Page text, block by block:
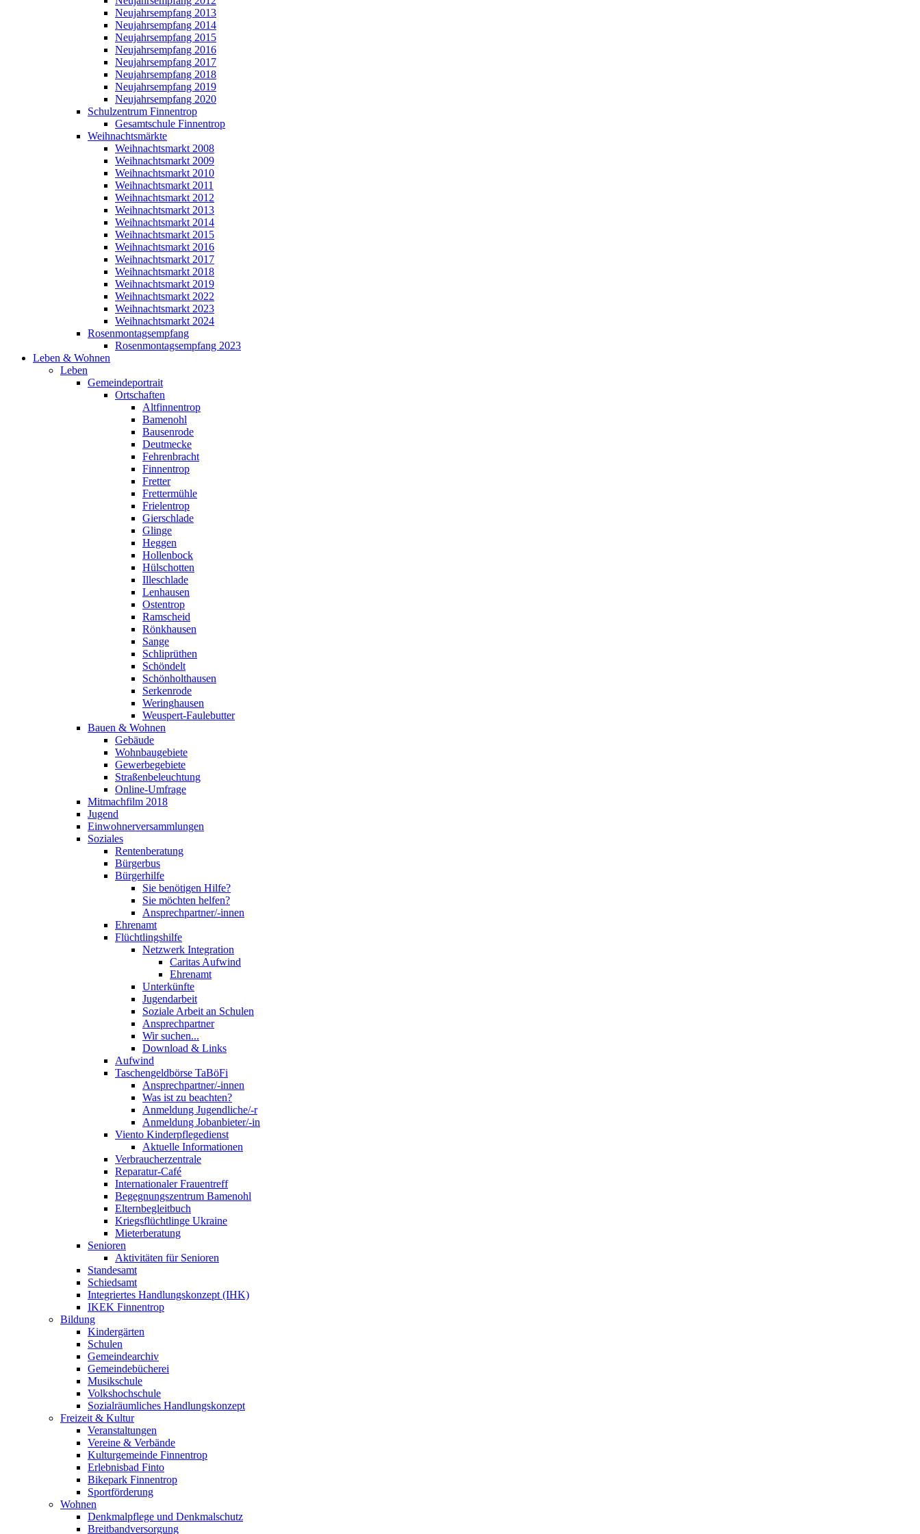
Neujahrsempfang 2013
Neujahrsempfang 2014
Neujahrsempfang 2015
Neujahrsempfang 2016
Neujahrsempfang 2017
Neujahrsempfang 2018
Neujahrsempfang 2019
Neujahrsempfang 2020
Schulzentrum Finnentrop
Gesamtschule Finnentrop
Weihnachtsmärkte
Weihnachtsmarkt 2008
Weihnachtsmarkt 2009
Weihnachtsmarkt 2010
Weihnachtsmarkt 2011
Weihnachtsmarkt 2012
Weihnachtsmarkt 2013
Weihnachtsmarkt 2014
Weihnachtsmarkt 2015
Weihnachtsmarkt 2016
Weihnachtsmarkt 2017
Weihnachtsmarkt 2018
Weihnachtsmarkt 2019
Weihnachtsmarkt 2022
Weihnachtsmarkt 2023
Weihnachtsmarkt 2024
Rosenmontagsempfang
Rosenmontagsempfang 2023
Leben & Wohnen
Leben
Gemeindeportrait
Ortschaften
Altfinnentrop
Bamenohl
Bausenrode
Deutmecke
Fehrenbracht
Finnentrop
Fretter
Frettermühle
Frielentrop
Gierschlade
Glinge
Heggen
Hollenbock
Hülschotten
Illeschlade
Lenhausen
Ostentrop
Ramscheid
Rönkhausen
Sange
Schliprüthen
Schöndelt
Schönholthausen
Serkenrode
Weringhausen
Weuspert-Faulebutter
Bauen & Wohnen
Gebäude
Wohnbaugebiete
Gewerbegebiete
Straßenbeleuchtung
Online-Umfrage
Mitmachfilm 2018
Jugend
Einwohnerversammlungen
Soziales
Rentenberatung
Bürgerbus
Bürgerhilfe
Sie benötigen Hilfe?
Sie möchten helfen?
Ansprechpartner/-innen
Ehrenamt
Flüchtlingshilfe
Netzwerk Integration
Caritas Aufwind
Ehrenamt
Unterkünfte
Jugendarbeit
Soziale Arbeit an Schulen
Ansprechpartner
Wir suchen...
Download & Links
Aufwind
Taschengeldbörse TaBöFi
Ansprechpartner/-innen
Was ist zu beachten?
Anmeldung Jugendliche/-r
Anmeldung Jobanbieter/-in
Viento Kinderpflegedienst
Aktuelle Informationen
Verbraucherzentrale
Reparatur-Café
Internationaler Frauentreff
Begegnungszentrum Bamenohl
Elternbegleitbuch
Kriegsflüchtlinge Ukraine
Mieterberatung
Senioren
Aktivitäten für Senioren
Standesamt
Schiedsamt
Integriertes Handlungskonzept (IHK)
IKEK Finnentrop
Bildung
Kindergärten
Schulen
Gemeindearchiv
Gemeindebücherei
Musikschule
Volkshochschule
Sozialräumliches Handlungskonzept
Freizeit & Kultur
Veranstaltungen
Vereine & Verbände
Kulturgemeinde Finnentrop
Erlebnisbad Finto
Bikepark Finnentrop
Sportförderung
Wohnen
Denkmalpflege und Denkmalschutz
Breitbandversorgung